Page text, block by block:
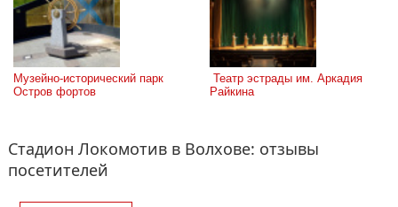
Музейно-исторический парк
Остров фортов
Райкина
Стадион Локомотив в Волхове: отзывы
посетителей